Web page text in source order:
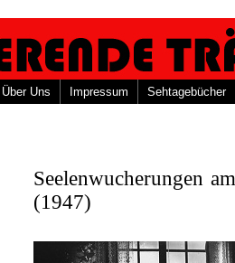
Über Uns Impressum Sehtagebücher
Seelenwucherungen
(1947)